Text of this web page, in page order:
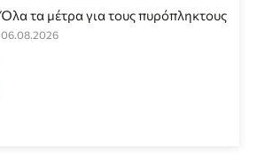
Όλα τα μέτρα για τους πυρόπληκτους
06.08.2026